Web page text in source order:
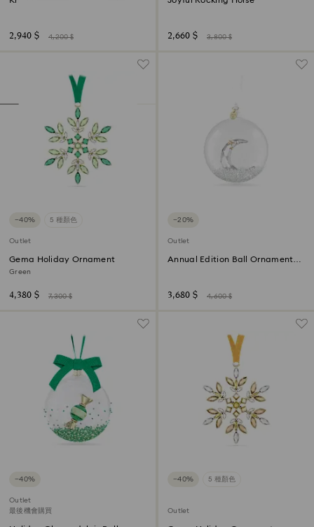
2,940 $ 4,200 $ 2,660 $ 3,800 $
−40% 5 種顏色
Outlet
Gema Holiday Ornament
Green
4,380 $ 7,300 $
−20%
Outlet
Annual Edition Ball Ornament
3,680 $ 4,600 $
−40%
Outlet
最後機會購買
−40% 5 種顏色
Outlet